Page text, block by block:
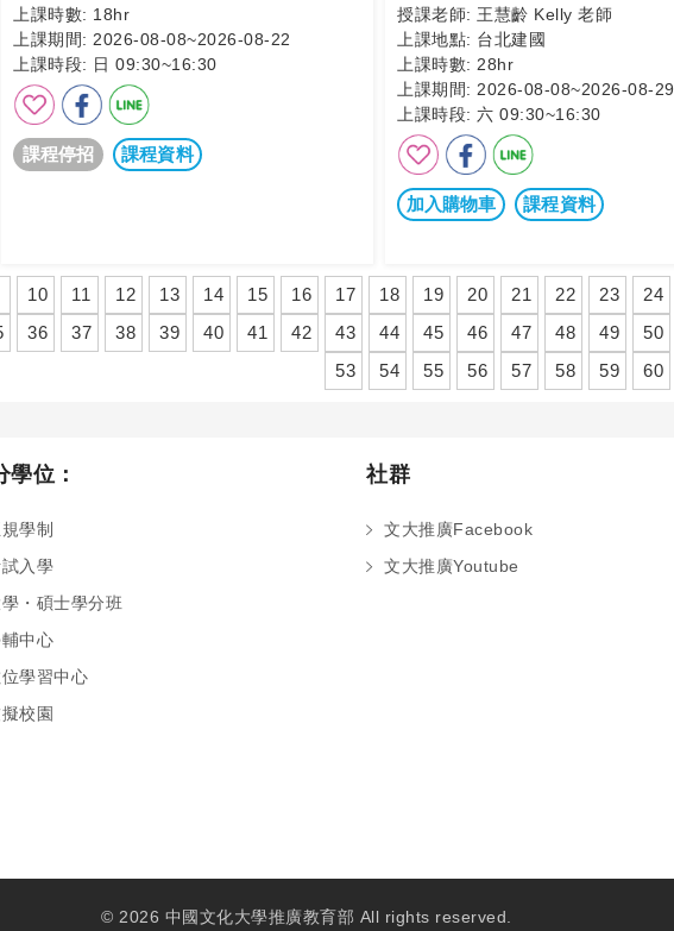
上課時數: 18hr
上課期間: 2026-08-08~2026-08-22
上課時段: 日 09:30~16:30
課程停招 課程資料
授課老師: 王慧齡 Kelly 老師
上課地點: 台北建國
上課時數: 28hr
上課期間: 2026-08-08~2026-08-29
上課時段: 六 09:30~16:30
加入購物車 課程資料
10 11 12 13 14 15 16 17 18 19 20 21 22 23 24
36 37 38 39 40 41 42 43 44 45 46 47 48 49 50
53
54 55 56 57 58 59 60
學位：
學制
入學
・碩士學分班
中心
學習中心
校園
社群
文大推廣Facebook
文大推廣Youtube
© 2026 中國文化大學推廣教育部 All rights reserved.